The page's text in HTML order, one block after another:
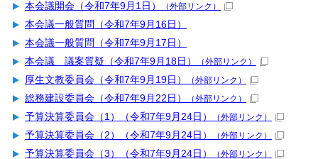
本会議開会（令和7年9月1日） （外部リンク）
本会議一般質問（令和7年9月16日）
本会議一般質問（令和7年9月17日）
本会議 議案質疑（令和7年9月18日）
（外部リンク）
厚生文教委員会（令和7年9月19日） （外部リンク）
総務建設委員会（令和7年9月22日） （外部リンク）
予算決算委員会（1）（令和7年9月24日） （外部リンク）
予算決算委員会（2）（令和7年9月24日） （外部リンク）
予算決算委員会（3）（令和7年9月24日） （外部リンク）